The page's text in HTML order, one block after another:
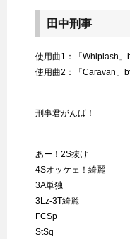
田中刑事
使用曲1：「Whiplash
使用曲2：「Caravan」
刑事君がんば！
あー！2S抜け
4Sオッケェ！綺麗
3A単独
3Lz-3T綺麗
FCSp
StSq